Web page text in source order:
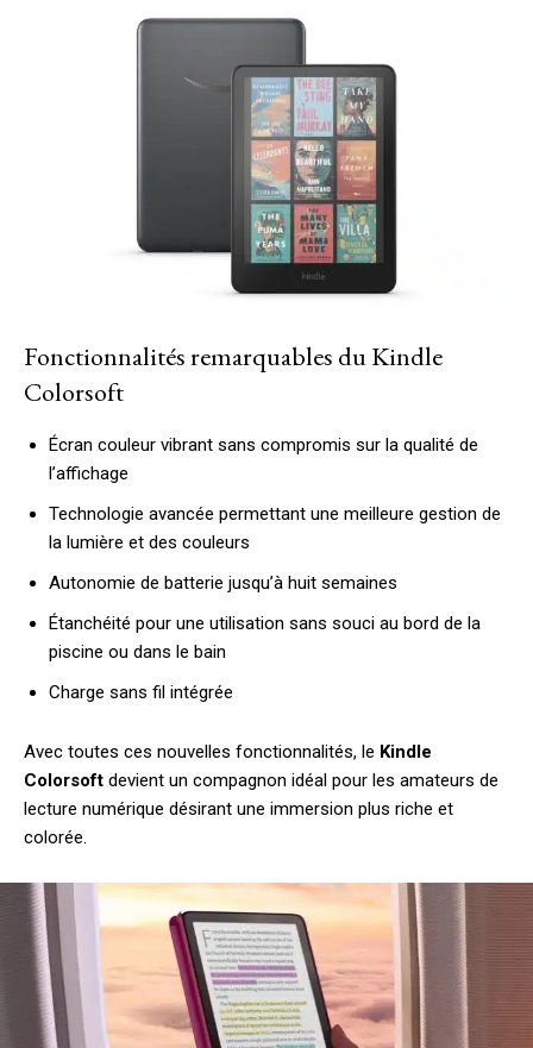
Fonctionnalités remarquables du Kindle
Colorsoft
Écran couleur vibrant sans compromis sur la qualité de
l’affichage
Technologie avancée permettant une meilleure gestion de
la lumière et des couleurs
Autonomie de batterie jusqu’à huit semaines
Étanchéité pour une utilisation sans souci au bord de la
piscine ou dans le bain
Charge sans fil intégrée
Avec toutes ces nouvelles fonctionnalités, le Kindle
Colorsoft devient un compagnon idéal pour les amateurs de
lecture numérique désirant une immersion plus riche et
colorée.